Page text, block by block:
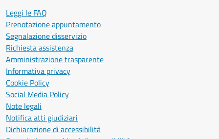
Leggi le FAQ
Prenotazione appuntamento
Segnalazione disservizio
Richiesta assistenza
Amministrazione trasparente
Informativa privacy
Cookie Policy
Social Media Policy
Note legali
Notifica atti giudiziari
Dichiarazione di accessibilità